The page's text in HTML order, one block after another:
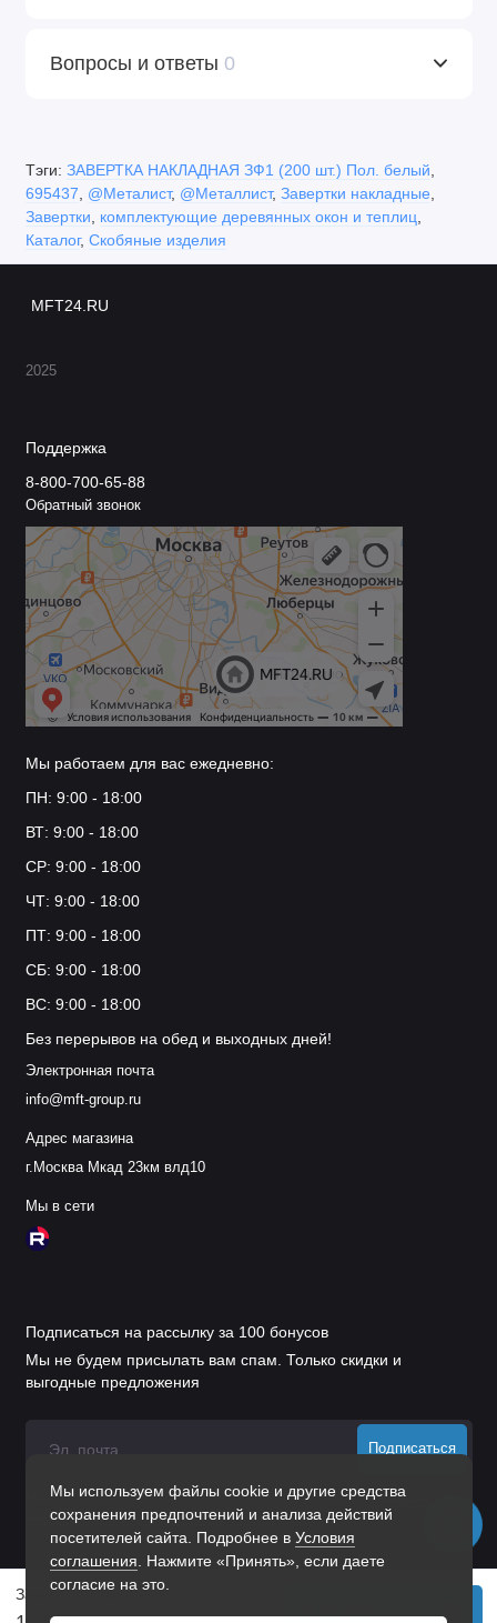
Вопросы и ответы 0
Тэги: ЗАВЕРТКА НАКЛАДНАЯ ЗФ1 (200 шт.) Пол. белый
695437
@Металист, @Металлист, Завертки накладные
Завертки
комплектующие деревянных окон и теплиц
Каталог, Скобяные изделия
Мы используем файлы cookie и другие средства
сохранения предпочтений и анализа действий
посетителей сайта. Подробнее в Условия
соглашения . Нажмите «Принять», если даете
согласие на это.
MFT24.RU
2025
Поддержка
8-800-700-65-88
Обратный звонок
Мы работаем для вас ежедневно:
ПН: 9:00 - 18:00
ВТ: 9:00 - 18:00
СР: 9:00 - 18:00
ЧТ: 9:00 - 18:00
ПТ: 9:00 - 18:00
СБ: 9:00 - 18:00
ВС: 9:00 - 18:00
Без перерывов на обед и выходных дней!
Электронная почта
info@mft-group.ru
Адрес магазина
г.Москва Мкад 23км влд10
Мы в сети
Подписаться на рассылку за 100 бонусов
Мы не будем присылать вам спам. Только скидки и
выгодные предложения
Подписаться
Нажимая на кнопку «Подписаться», Вы даетесогласие на
обработку персональных данных.